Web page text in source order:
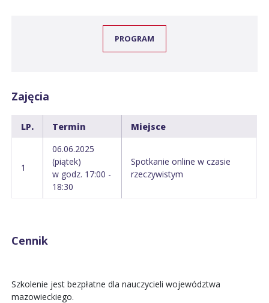
PROGRAM
Zajęcia
LP. Termin Miejsce
1
06.06.2025
(piątek)
w godz. 17:00 -
18:30
Spotkanie online w czasie
rzeczywistym
Cennik
Szkolenie jest bezpłatne dla nauczycieli województwa
mazowieckiego.